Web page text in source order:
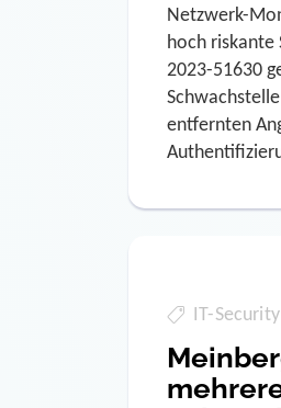
Netzwerk-
hoch riskante
2023-51630
entfernten
IT-Security